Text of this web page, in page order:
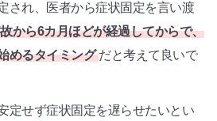
され、医者から症状固定を言い渡
から6カ月ほどが経過してからで、
めるタイミング だと考えて良いで
定せず症状固定を遅らせたいとい